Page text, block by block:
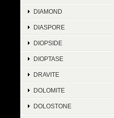
DIAMOND
DIASPORE
DIOPSIDE
DIOPTASE
DRAVITE
DOLOMITE
DOLOSTONE